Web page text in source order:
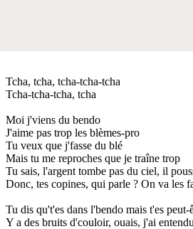
Tcha, tcha, tcha-tcha-tcha
Tcha-tcha-tcha, tcha
Moi j'viens du bendo
J'aime pas trop les blèmes-pro
Tu veux que j'fasse du blé
Mais tu me reproches que je traîne trop
Tu sais, l'argent tombe pas du ciel, il
Donc, tes copines, qui parle ? On va les
Tu dis qu't'es dans l'bendo mais t'es
Y a des bruits d'couloir, ouais, j'ai